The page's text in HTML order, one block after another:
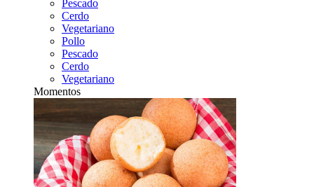
Pescado
Cerdo
Vegetariano
Pollo
Pescado
Cerdo
Vegetariano
Momentos